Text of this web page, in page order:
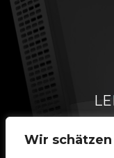
Wir